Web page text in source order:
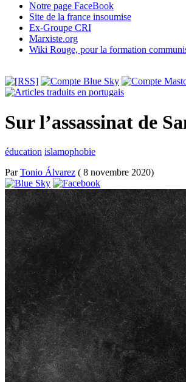
Notre page FaceBook
Site de la france insoumise
Ex-Groupe CRI
Marxiste.org
Wiki Rouge, pour la formation
Sur l’assassinat de
éducation islamophobie
ParTonio Álvarez ( 8 novembre 2020)